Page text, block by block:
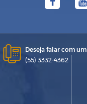
Deseja falar com
(55) 3332-4362